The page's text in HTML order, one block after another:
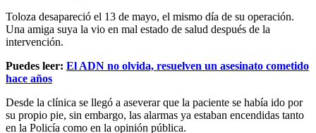
Toloza desapareció el 13 de mayo, el mismo día de su operación.
Una amiga suya la vio en mal estado de salud después de la
intervención.
Puedes leer: El ADN no olvida, resuelven un asesinato cometido
hace años
Desde la clínica se llegó a aseverar que la paciente se había ido por
su propio pie, sin embargo, las alarmas ya estaban encendidas tanto
en la Policía como en la opinión pública.